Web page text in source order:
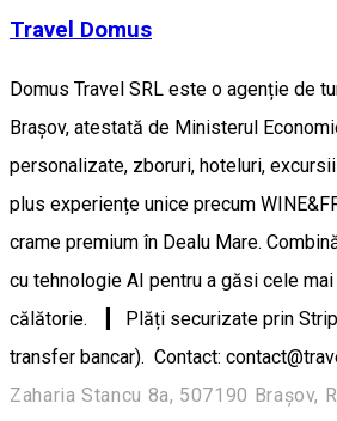
Travel Domus
Domus Travel SRL este o agenție de
Brașov, atestată de Ministerul
personalizate, zboruri, hoteluri,
plus experiențe unice precum
crame premium în Dealu Mare.
cu tehnologie AI pentru a găsi cele
călătorie. ▎ Plăți securizate prin
transfer bancar). Contact:
Zaharia Stancu 8a, 507190 Brașov,